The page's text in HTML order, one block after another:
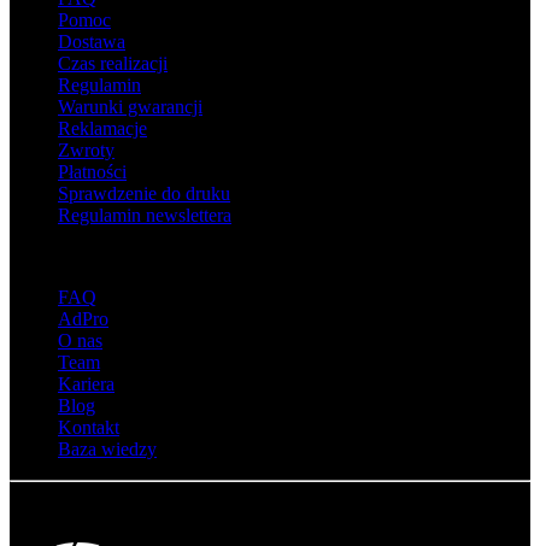
Pomoc
Dostawa
Czas realizacji
Regulamin
Warunki gwarancji
Reklamacje
Zwroty
Płatności
Sprawdzenie do druku
Regulamin newslettera
FAQ
AdPro
O nas
Team
Kariera
Blog
Kontakt
Baza wiedzy